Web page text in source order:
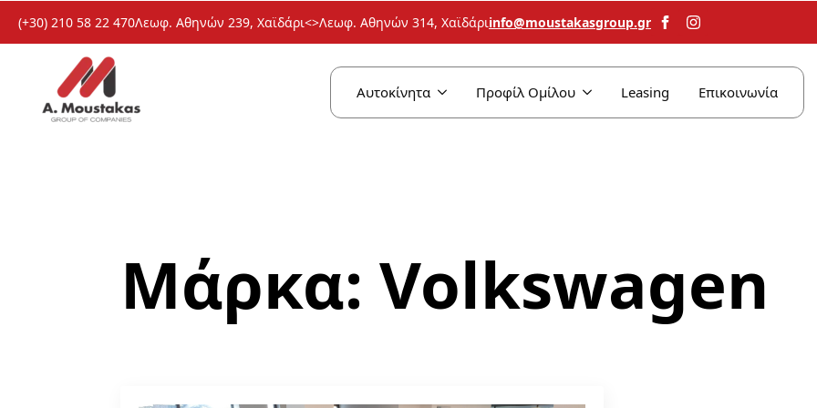
(+30) 210 58 22 470Λεωφ. Αθηνών 239, Χαϊδάρι<>Λεωφ. Αθηνών 314, Χαϊδάριinfo@moustakasgroup.gr
Αυτοκίνητα Προφίλ Ομίλου Leasing Επικοινωνία
Μάρκα: Volkswagen